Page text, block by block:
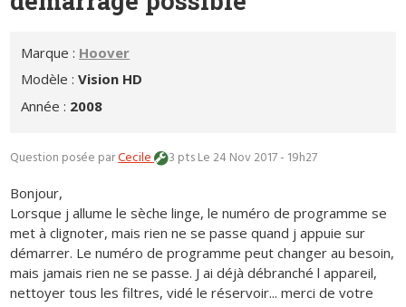
Marque : Hoover
Modèle :Vision HD
Année : 2008
Question posée parCecile 3 ptsLe 24 Nov 2017 - 19h27
Bonjour,
Lorsque j allume le sèche linge, le numéro de programme se
met à clignoter, mais rien ne se passe quand j appuie sur
démarrer. Le numéro de programme peut changer au besoin,
mais jamais rien ne se passe. J ai déjà débranché l appareil,
nettoyer tous les filtres, vidé le réservoir... merci de votre